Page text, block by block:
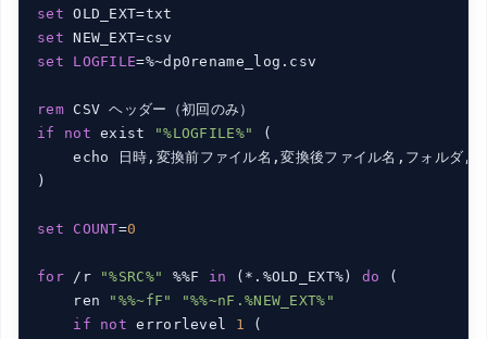
set
set
set
LOGFILE=%~dp0rename_log.csv
rem
if
not exist "%LOGFILE%"
(
echo 日時,変換前ファイル名,変換後ファイル名,フォルダ,
)
set COUNT=0
for /r "%SRC%" %%F in (*.%OLD_EXT%) do (
    ren
"%%~fF"
"%%~nF.%NEW_EXT%"
if
not errorlevel 1 (